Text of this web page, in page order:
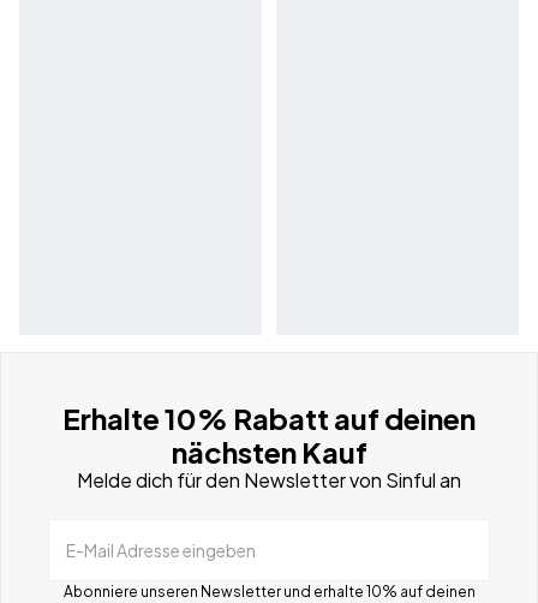
Erhalte 10% Rabatt auf deinen
nächsten Kauf
Melde dich für den Newsletter von Sinful an
E-Mail Adresse eingeben
Abonniere unseren Newsletter und erhalte 10% auf deinen